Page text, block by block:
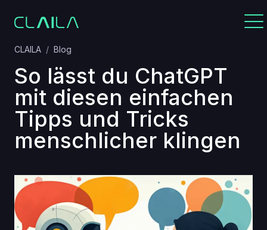
CLAILA Blog
So lässt du ChatGPT
mit diesen einfachen
Tipps und Tricks
menschlicher klingen